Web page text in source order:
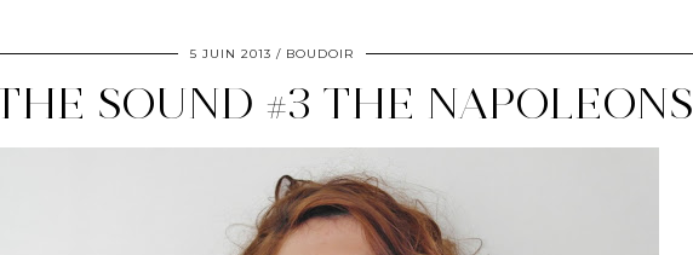
5 JUIN 2013 BOUDOIR
SOUND #3 THE NAPOLEONS